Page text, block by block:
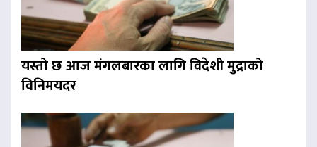
यस्तो छ आज मंगलबारका लागि विदेशी मुद्राको
विनिमयदर